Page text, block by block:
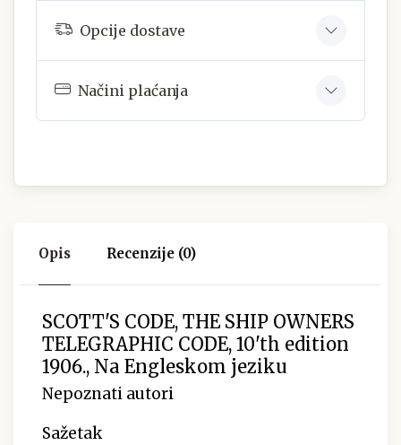
Opcije dostave
Načini plaćanja
Opis Recenzije (0)
SCOTT'S CODE, THE SHIP OWNERS
TELEGRAPHIC CODE, 10'th edition
1906., Na Engleskom jeziku
Nepoznati autori
Sažetak